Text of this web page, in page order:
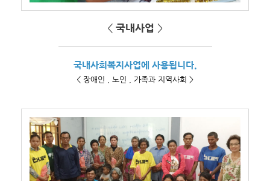
< 국내사업 >
국내사회복지사업에 사용됩니다.
< 장애인 , 노인 , 가족과 지역사회 >